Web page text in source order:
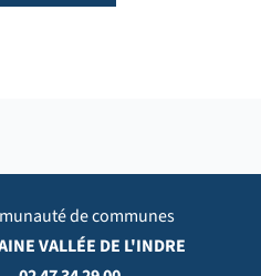
de communes
VALLÉE DE L'INDRE